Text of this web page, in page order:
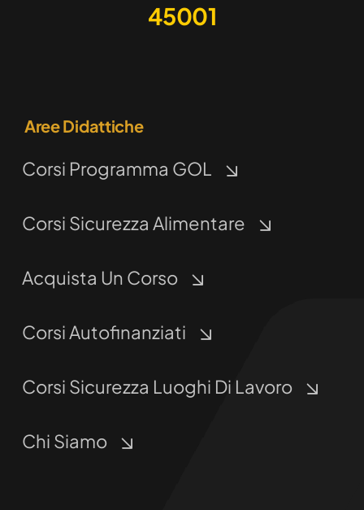
45001
Aree Didattiche
Corsi Programma GOL
Corsi Sicurezza Alimentare
Acquista Un Corso
Corsi Autofinanziati
Corsi Sicurezza Luoghi Di Lavoro
Chi Siamo